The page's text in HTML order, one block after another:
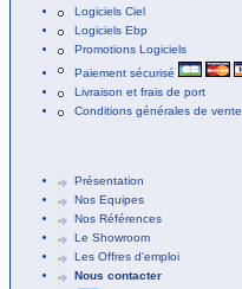
Logiciels Ciel
Logiciels Ebp
Promotions Logiciels
Paiement sécurisé
Livraison et frais de port
Conditions générales de vente
Présentation
Nos Equipes
Nos Références
Le Showroom
Les Offres d'emploi
Nous contacter